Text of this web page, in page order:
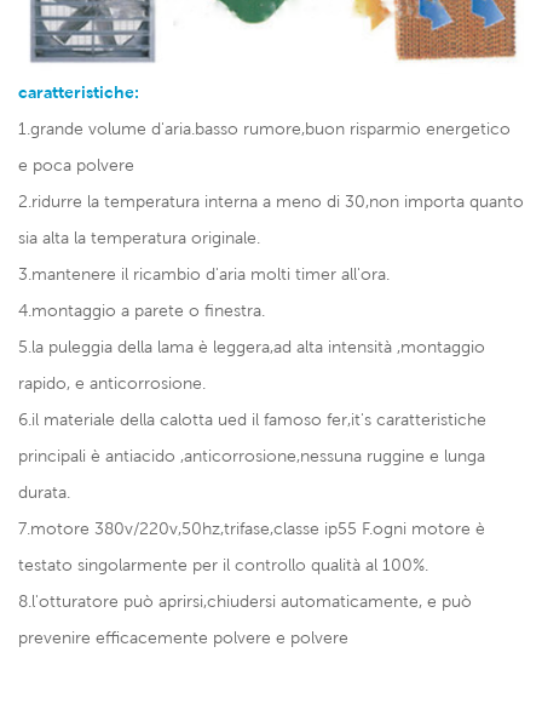
caratteristiche:
1.grande volume d'aria.basso rumore,buon risparmio energetico
e poca polvere
2.ridurre la temperatura interna a meno di 30,non importa quanto
sia alta la temperatura originale.
3.mantenere il ricambio d'aria molti timer all'ora.
4.montaggio a parete o finestra.
5.la puleggia della lama è leggera,ad alta intensità ,montaggio
rapido, e anticorrosione.
6.il materiale della calotta ued il famoso fer,it's caratteristiche
principali è antiacido ,anticorrosione,nessuna ruggine e lunga
durata.
7.motore 380v/220v,50hz,trifase,classe ip55 F.ogni motore è
testato singolarmente per il controllo qualità al 100%.
8.l'otturatore può aprirsi,chiudersi automaticamente, e può
prevenire efficacemente polvere e polvere